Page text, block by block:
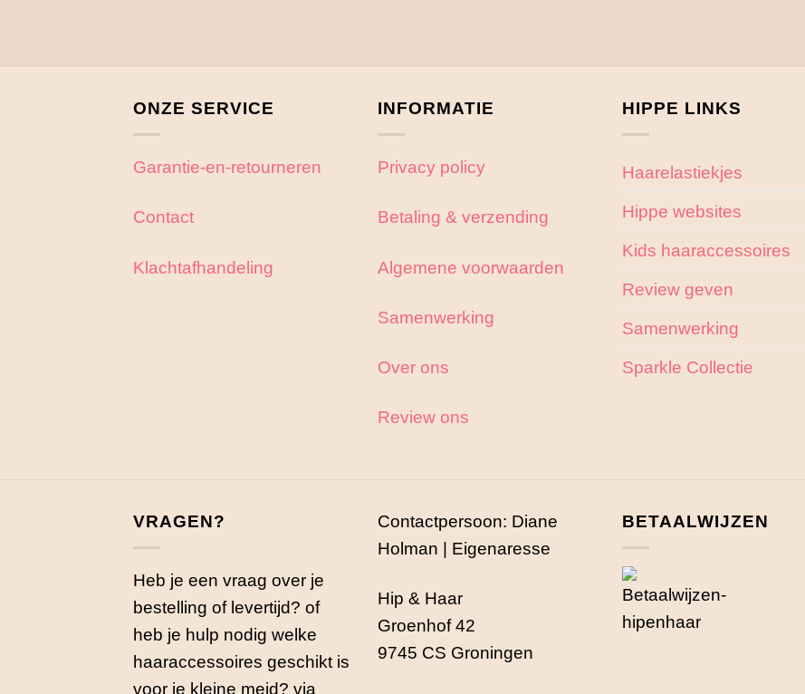
ONZE SERVICE
Garantie-en-retourneren
Contact
Klachtafhandeling
INFORMATIE
Privacy policy
Betaling & verzending
Algemene voorwaarden
Samenwerking
Over ons
Review ons
HIPPE LINKS
Haarelastiekjes
Hippe websites
Kids haaraccessoires
Review geven
Samenwerking
Sparkle Collectie
VRAGEN?
Heb je een vraag over je
bestelling of levertijd? of
heb je hulp nodig welke
haaraccessoires geschikt is
voor je kleine meid? via
Contactpersoon: Diane
Holman | Eigenaresse
Hip & Haar
Groenhof 42
9745 CS Groningen
BETAALWIJZEN